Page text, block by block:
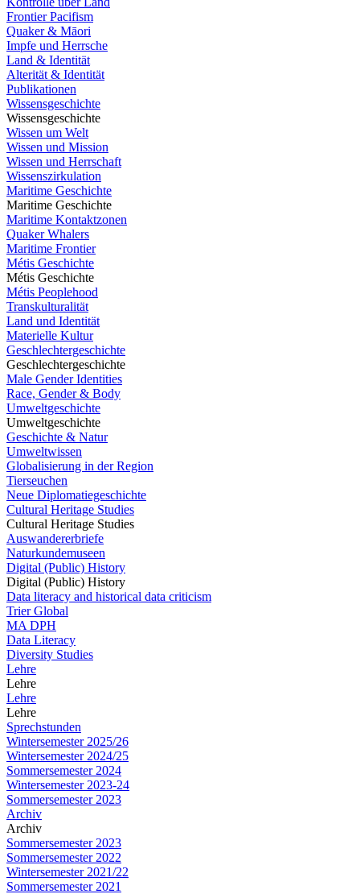
Frontier Pacifism
Quaker & Māori
Impfe und Herrsche
Land & Identität
Alterität & Identität
Publikationen
Wissensgeschichte
Wissensgeschichte
Wissen um Welt
Wissen und Mission
Wissen und Herrschaft
Wissenszirkulation
Maritime Geschichte
Maritime Geschichte
Maritime Kontaktzonen
Quaker Whalers
Maritime Frontier
Métis Geschichte
Métis Geschichte
Métis Peoplehood
Transkulturalität
Land und Identität
Materielle Kultur
Geschlechtergeschichte
Geschlechtergeschichte
Male Gender Identities
Race, Gender & Body
Umweltgeschichte
Umweltgeschichte
Geschichte & Natur
Umweltwissen
Globalisierung in der Region
Tierseuchen
Neue Diplomatiegeschichte
Cultural Heritage Studies
Cultural Heritage Studies
Auswandererbriefe
Naturkundemuseen
Digital (Public) History
Digital (Public) History
Data literacy and historical data criticism
Trier Global
MA DPH
Data Literacy
Diversity Studies
Lehre
Lehre
Lehre
Lehre
Sprechstunden
Wintersemester 2025/26
Wintersemester 2024/25
Sommersemester 2024
Wintersemester 2023-24
Sommersemester 2023
Archiv
Archiv
Sommersemester 2023
Sommersemester 2022
Wintersemester 2021/22
Sommersemester 2021